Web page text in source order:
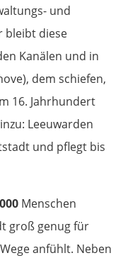
und
bleibt diese
Kanälen und in
dem schiefen,
16. Jahrhundert
Leeuwarden
und pflegt bis
Menschen
groß genug für
anfühlt. Neben